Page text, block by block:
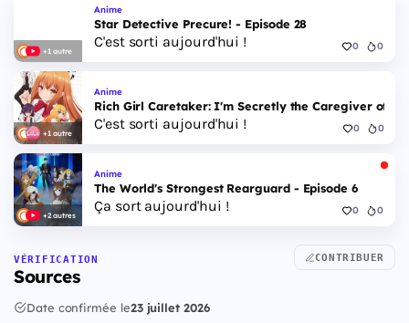
+1 autre
Anime
Star Detective Precure! - Episode 28
C'est sorti aujourd'hui ! 0 0
+1 autre
Anime
Rich Girl Caretaker: I'm Secretly the Caregiver of
C'est sorti aujourd'hui ! 0 0
+2 autres
Anime
The World's Strongest Rearguard - Episode 6
Ça sort aujourd'hui ! 0 0
VÉRIFICATION
Sources
CONTRIBUER
Date confirmée le23 juillet 2026